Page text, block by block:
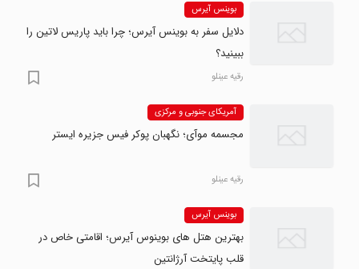
بوینس آیرس
دلایل سفر به بوینس آیرس؛ چرا باید پاریس لاتین را
ببینید؟
رقیه عینلو
آمریکای جنوبی و مرکزی
مجسمه موآی؛ نگهبان پوکر فیس جزیره ایستر
رقیه عینلو
بوینس آیرس
بهترین هتل های بوینوس آیرس؛ اقامتی خاص در
قلب پایتخت آرژانتین